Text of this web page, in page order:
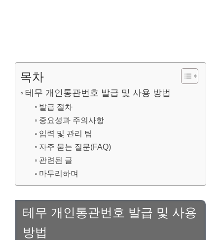
목차
테무 개인통관번호 발급 및 사용 방법
발급 절차
중요성과 주의사항
입력 및 관리 팁
자주 묻는 질문(FAQ)
관련된 글
마무리하며
테무 개인통관번호 발급 및 사용
방법